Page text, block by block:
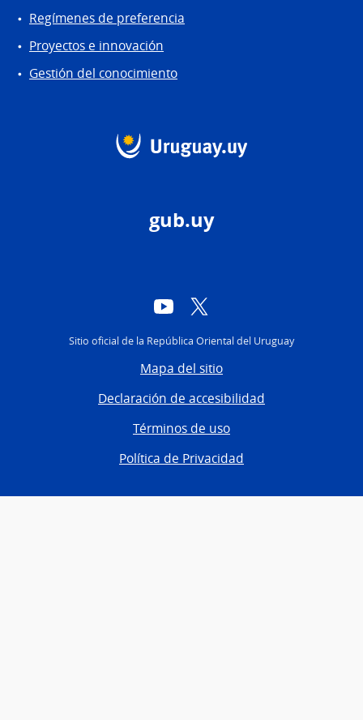
Regímenes de preferencia
Proyectos e innovación
Gestión del conocimiento
gub.uy
YouTube
Sitio oficial de la República Oriental del Uruguay
Mapa del sitio
Declaración de accesibilidad
Términos de uso
Política de Privacidad